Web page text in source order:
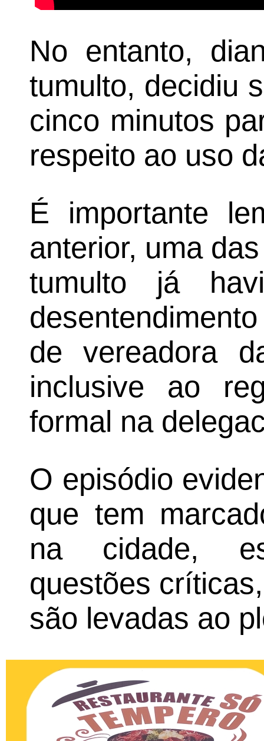
No entanto,
tumulto, decidiu
cinco minutos
respeito ao uso
É importante
anterior, uma
tumulto já
de vereadora
inclusive ao
formal na
O episódio
que tem
na cidade,
questões
são levadas ao